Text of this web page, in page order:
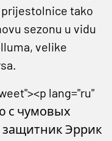
tako
sezonu u vidu
velike
lang="ru"
с чумовых
Эррик